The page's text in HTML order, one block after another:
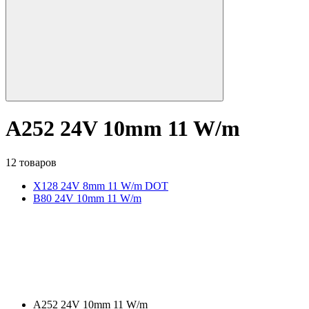
A252 24V 10mm 11 W/m
12 товаров
X128 24V 8mm 11 W/m DOT
B80 24V 10mm 11 W/m
A252 24V 10mm 11 W/m